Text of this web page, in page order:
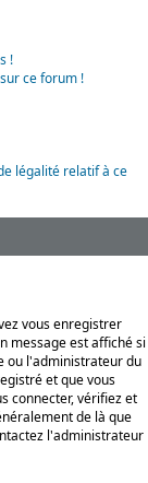
!
ce forum !
légalité relatif à ce
vous enregistrer
message est affiché si
ou l'administrateur du
et que vous
connecter, vérifiez et
de là que
l'administrateur